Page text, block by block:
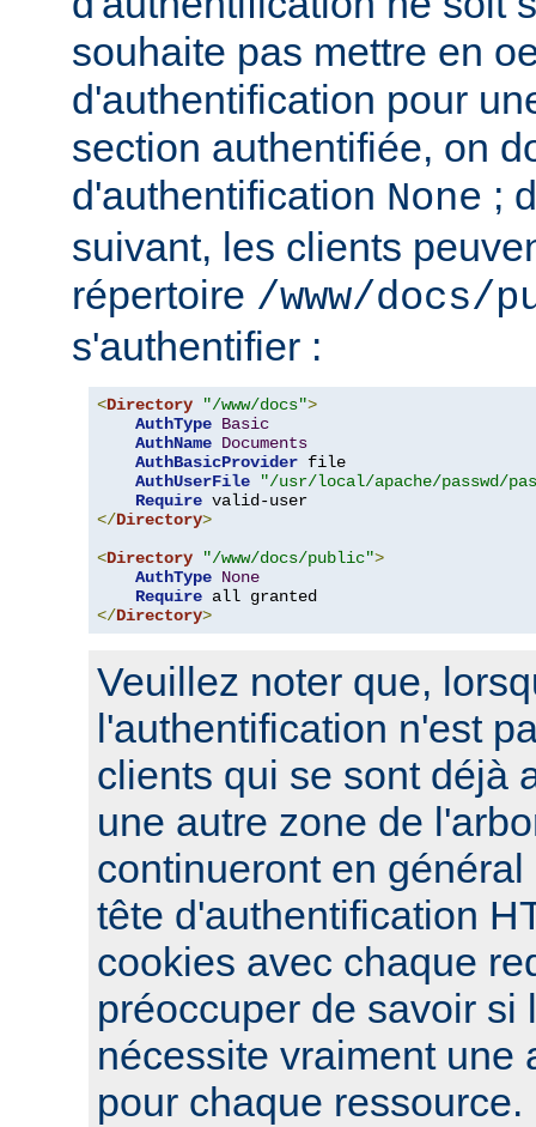
souhaite pas mettre en
d'authentification pour
section authentifiée, on
d'authentification None ;
suivant, les clients
répertoire /www/docs/
s'authentifier :
<Directory "/www/docs">
AuthType Basic
AuthName Documents
AuthBasicProvider file
AuthUserFile
"/usr/local/apache/passwd/
Require
</Directory>
<Directory "/www/docs/public">
AuthType None
Require
</Directory>
Veuillez noter que,
l'authentification n'est
clients qui se sont déjà
une autre zone de
continueront en
tête d'authentification
cookies avec chaque
préoccuper de savoir si
nécessite vraiment une
pour chaque ressource.